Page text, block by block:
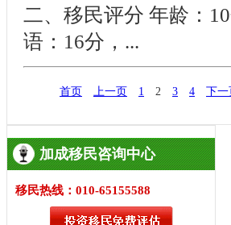
二、移民评分 年龄：
语：16分，...
首页 上一页 1 2 3 4 下一
加成移民咨询中心
移民热线：010-65155588